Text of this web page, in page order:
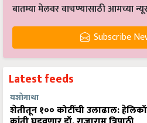
बातम्या मेलवर वाचण्यासाठी आमच्या
Subscribe
Latest feeds
यशोगाथा
शेतीतून १०० कोटींची उलाढाल: